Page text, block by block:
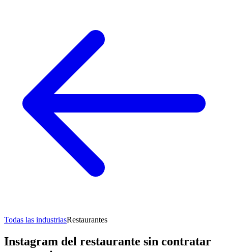
Todas las industriasRestaurantes
Instagram del restaurante sin contratar